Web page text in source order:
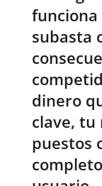
funciona
subasta
dinero
clave, tu
puestos